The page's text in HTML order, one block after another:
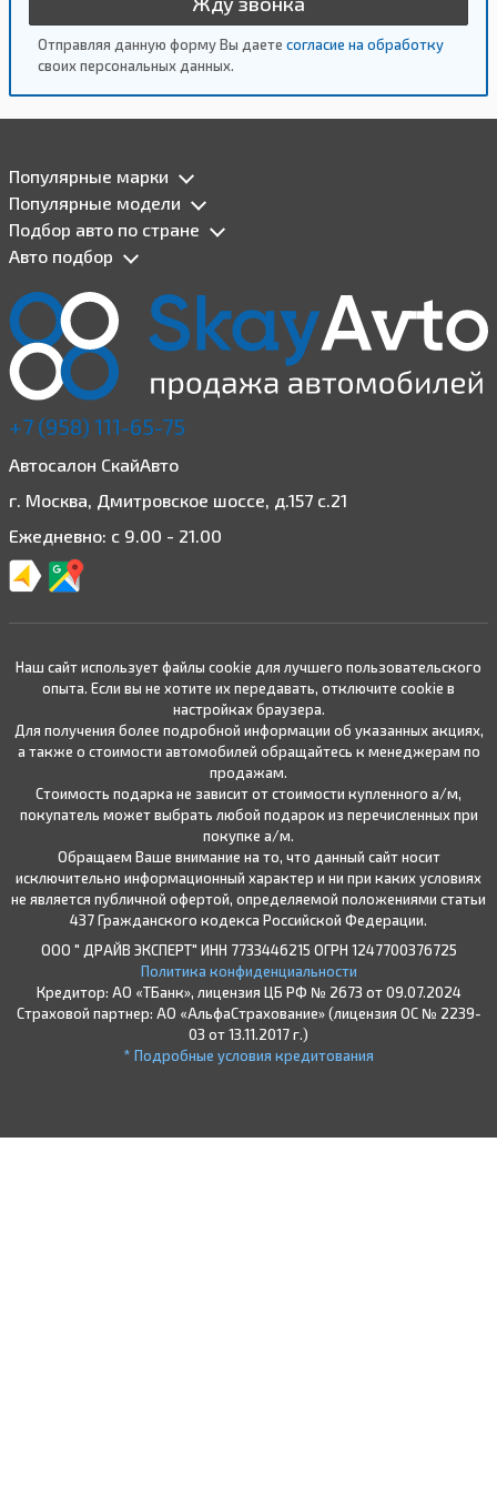
Отправляя данную форму Вы даете согласие на обработку
своих персональных данных.
Популярные марки
Популярные модели
Подбор авто по стране
Авто подбор
+7 (958) 111-65-75
Автосалон СкайАвто
г. Москва, Дмитровское шоссе, д.157 с.21
Ежедневно: с 9.00 - 21.00
Наш сайт использует файлы cookie для лучшего пользовательского
опыта. Если вы не хотите их передавать, отключите cookie в
настройках браузера.
Для получения более подробной информации об указанных акциях,
а также о стоимости автомобилей обращайтесь к менеджерам по
продажам.
Стоимость подарка не зависит от стоимости купленного а/м,
покупатель может выбрать любой подарок из перечисленных при
покупке а/м.
Обращаем Ваше внимание на то, что данный сайт носит
исключительно информационный характер и ни при каких условиях
не является публичной офертой, определяемой положениями статьи
437 Гражданского кодекса Российской Федерации.
ООО " ДРАЙВ ЭКСПЕРТ" ИНН 7733446215 ОГРН 1247700376725
Политика конфиденциальности
Кредитор: АО «ТБанк», лицензия ЦБ РФ № 2673 от 09.07.2024
Страховой партнер: АО «АльфаСтрахование» (лицензия ОС № 2239-
03 от 13.11.2017 г.)
* Подробные условия кредитования